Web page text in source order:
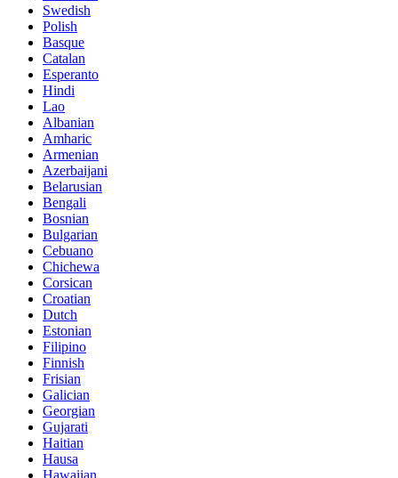
Swedish
Polish
Basque
Catalan
Esperanto
Hindi
Lao
Albanian
Amharic
Armenian
Azerbaijani
Belarusian
Bengali
Bosnian
Bulgarian
Cebuano
Chichewa
Corsican
Croatian
Dutch
Estonian
Filipino
Finnish
Frisian
Galician
Georgian
Gujarati
Haitian
Hausa
Hawaiian